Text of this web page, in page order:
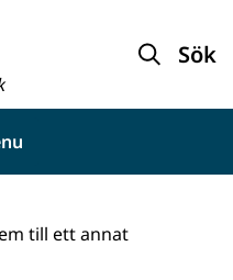
Sök
till ett annat